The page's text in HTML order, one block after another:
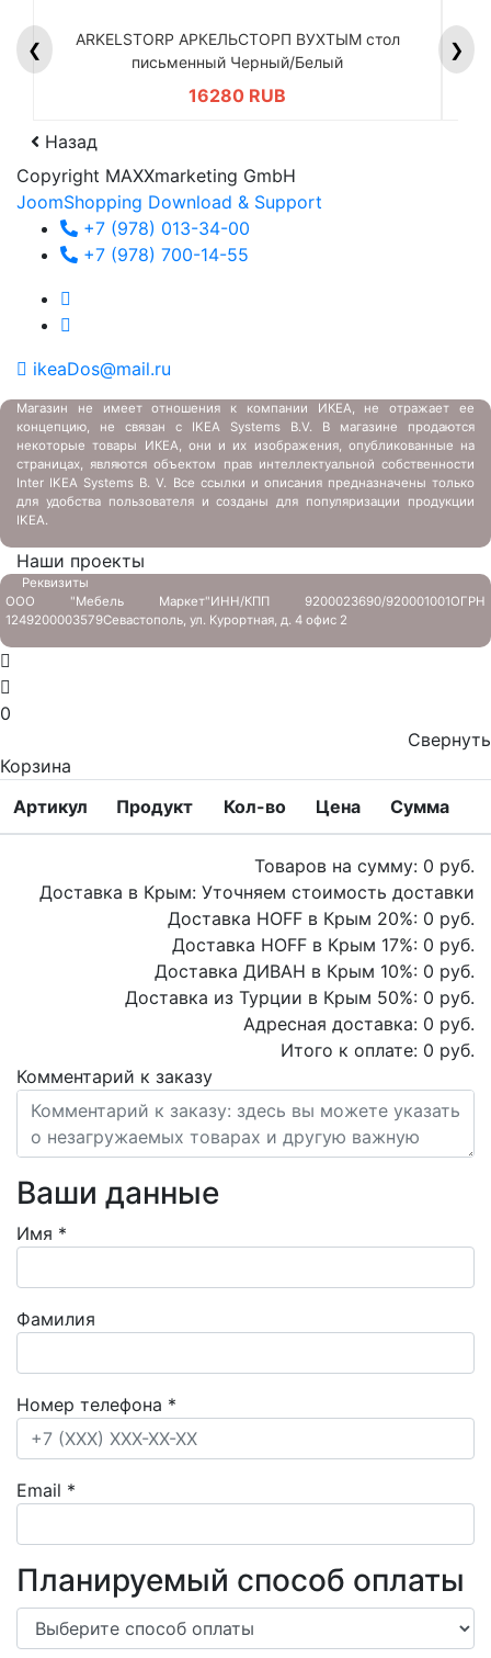
❮
ARKELSTORP АРКЕЛЬСТОРП ВУХТЫМ стол
письменный Черный/Белый
16280 RUB
❯
Назад
Copyright MAXXmarketing GmbH
JoomShopping Download & Support
+7 (978) 013-34-00
+7 (978) 700-14-55
ikeaDos@mail.ru
Магазин не имеет отношения к компании ИКЕА, не отражает ее
концепцию, не связан с IKEA Systems B.V. В магазине продаются
некоторые товары ИКЕА, они и их изображения, опубликованные на
страницах, являются объектом прав интеллектуальной собственности
Inter IKEA Systems B. V. Все ссылки и описания предназначены только
для удобства пользователя и созданы для популяризации продукции
IKEA.
Наши проекты
Реквизиты
ООО "Мебель Маркет"ИНН/КПП 9200023690/920001001ОГРН
1249200003579Севастополь, ул. Курортная, д. 4 офис 2
0
Свернуть
Корзина
Артикул
Продукт Кол-во Цена Сумма
Товаров на сумму: 0 руб.
Доставка в Крым: Уточняем стоимость доставки
Доставка HOFF в Крым 20%: 0 руб.
Доставка HOFF в Крым 17%: 0 руб.
Доставка ДИВАН в Крым 10%: 0 руб.
Доставка из Турции в Крым 50%: 0 руб.
Адресная доставка: 0 руб.
Итого к оплате: 0 руб.
Комментарий к заказу
Ваши данные
Имя *
Фамилия
Номер телефона *
Email *
Планируемый способ оплаты